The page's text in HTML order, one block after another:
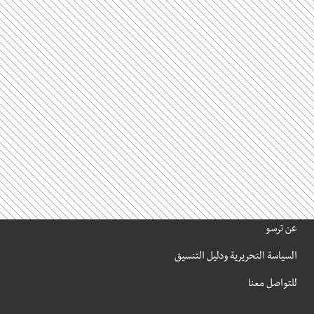
Footer
عن ترسو
السياسة التحريرية ودليل التنسيق
للتواصل معنا
Social Links